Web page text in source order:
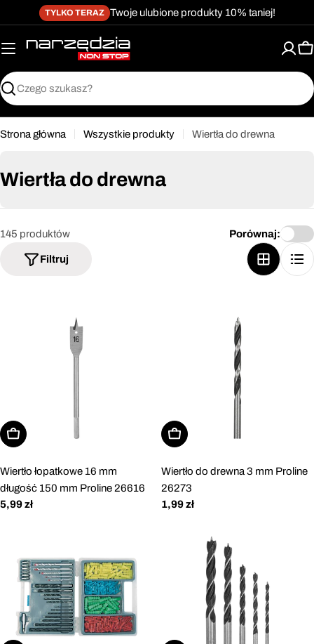
Przejdź do treści
Przejdź do menu
Przejdź do stopki
dostępności
do
treści
TYLKO TERAZ Twoje ulubione produkty 10% taniej!
Szukaj
Strona główna Wszystkie produkty Wiertła do drewna
Wiertła do drewna
145 produktów
Filtruj
Porównaj:
Dodaj do koszyka
Wiertło łopatkowe 16 mm
długość 150 mm Proline 26616
Cena
5,99 zł
Dodaj do koszyka
Wiertło do drewna 3 mm Proline
26273
Cena
1,99 zł